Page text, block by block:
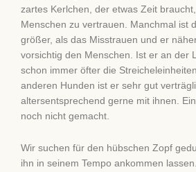
zartes Kerlchen, der etwas Zeit
Menschen zu vertrauen. Manchmal ist
größer, als das Misstrauen und er
vorsichtig den Menschen. Ist er an der
schon immer öfter die
anderen Hunden ist er sehr gut
altersentsprechend gerne mit ihnen.
noch nicht gemacht.
Wir suchen für den hübschen Zopf
ihn in seinem Tempo ankommen